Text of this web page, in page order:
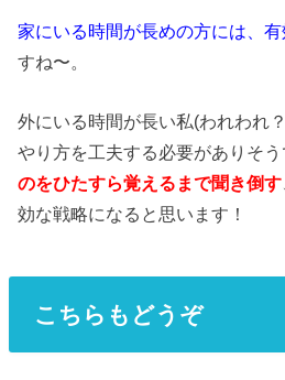
家にいる時間が長めの方には、
すね〜。
外にいる時間が長い私(われわれ
やり方を工夫する必要がありそ
のをひたすら覚えるまで聞き倒す
効な戦略になると思います！
こちらもどうぞ